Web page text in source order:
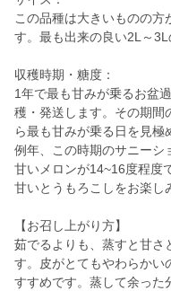
この品種は大きいものの方
す。最も出来の良い2L～3L
収穫時期・糖度：
1年で最も甘みが乗るお盆
穫・発送します。その期間
ら最も甘みが乗る日を見極
例年、この時期のサニーシ
甘いメロンが14~16度程度
甘いとうもろこしをお楽し
【お召し上がり方】
茹でるよりも、蒸すと甘さ
す。皮がとてもやわらかい
すすめです。蒸して余った